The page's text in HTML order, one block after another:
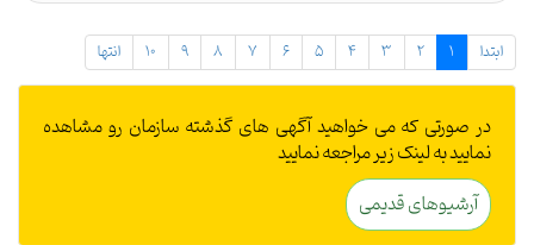
ابتدا 1
2
3
4
5
6
7
8
9
10 انتها
در صورتی که می خواهید آگهی های گذشته سازمان رو مشاهده
نمایید به لینک زیر مراجعه نمایید
آرشیوهای قدیمی